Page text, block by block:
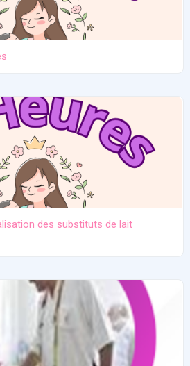
des substituts de lait maternel
des substituts de lait
de la terminologie de l'allaitement.